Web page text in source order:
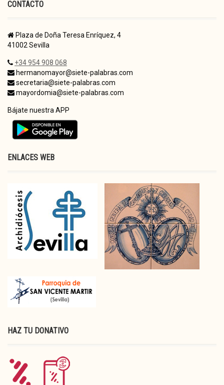
CONTACTO
Plaza de Doña Teresa Enríquez, 4
41002 Sevilla
+34 954 908 068
hermanomayor@siete-palabras.com
secretaria@siete-palabras.com
mayordomia@siete-palabras.com
Bájate nuestra APP
ENLACES WEB
HAZ TU DONATIVO